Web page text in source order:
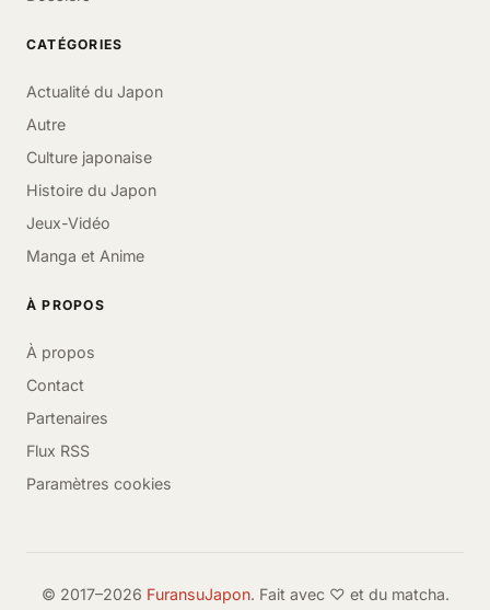
CATÉGORIES
Actualité du Japon
Autre
Culture japonaise
Histoire du Japon
Jeux-Vidéo
Manga et Anime
À PROPOS
À propos
Contact
Partenaires
Flux RSS
Paramètres cookies
© 2017–2026 FuransuJapon. Fait avec ♡ et du matcha.